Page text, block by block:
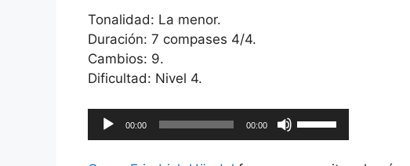
Tonalidad: La menor.
Duración: 7 compases 4/4.
Cambios: 9.
Dificultad: Nivel 4.
Reproductor
de
00:00 00:00
las